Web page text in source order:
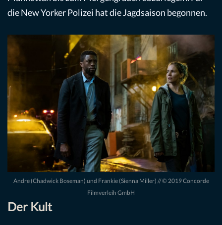
die New Yorker Polizei hat die Jagdsaison begonnen.
Andre (Chadwick Boseman) und Frankie (Sienna Miller) // © 2019 Concorde
Filmverleih GmbH
Der Kult